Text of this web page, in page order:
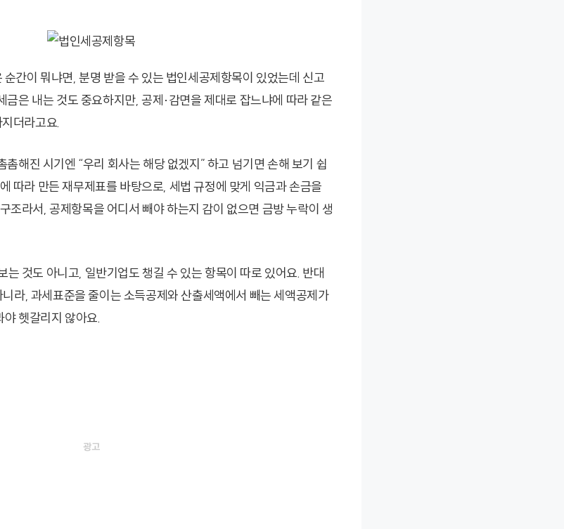
간이 뭐냐면, 분명 받을 수 있는 법인세공제항목이 있었는데 신고
금은 내는 것도 중요하지만, 공제·감면을 제대로 잡느냐에 따라 같은
더라고요.
해진 시기엔 “우리 회사는 해당 없겠지” 하고 넘기면 손해 보기 쉽
따라 만든 재무제표를 바탕으로, 세법 규정에 맞게 익금과 손금을
조라서, 공제항목을 어디서 빼야 하는지 감이 없으면 금방 누락이 생
는 것도 아니고, 일반기업도 챙길 수 있는 항목이 따로 있어요. 반대
라, 과세표준을 줄이는 소득공제와 산출세액에서 빼는 세액공제가
헷갈리지 않아요.